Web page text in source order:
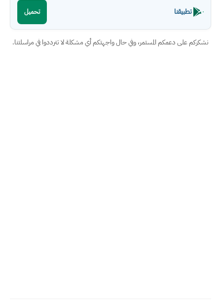
تطبيقنا تحميل
نشكركم على دعمكم المستمر، وفي حال واجهتكم أي مشكلة لا تترددوا في مراسلتنا.